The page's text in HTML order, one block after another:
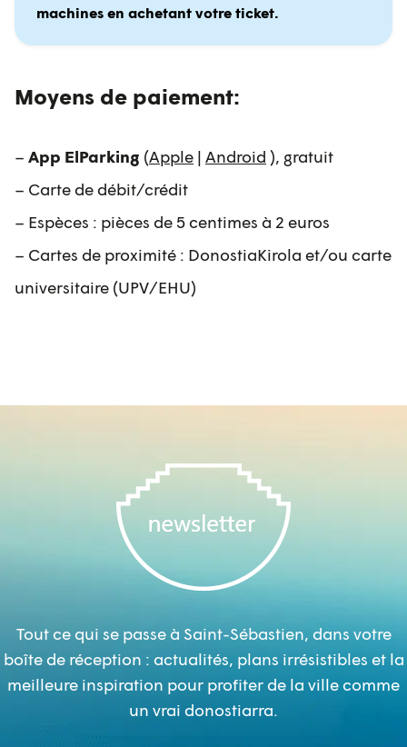
machines en achetant votre ticket.
Moyens de paiement:
– App ElParking (Apple | Android ), gratuit
– Carte de débit/crédit
– Espèces : pièces de 5 centimes à 2 euros
– Cartes de proximité : DonostiaKirola et/ou carte
universitaire (UPV/EHU)
Tout ce qui se passe à Saint-Sébastien, dans votre
boîte de réception : actualités, plans irrésistibles et la
meilleure inspiration pour profiter de la ville comme
un vrai donostiarra.